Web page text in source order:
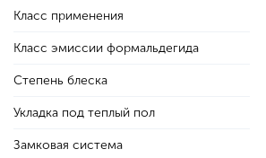
Класс применения
Класс эмиссии формальдегида
Степень блеска
Укладка под теплый пол
Замковая система